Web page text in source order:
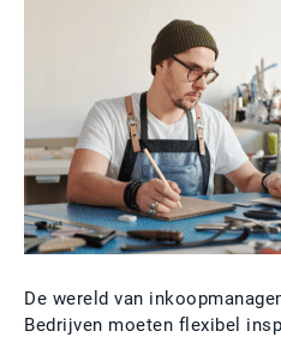
De wereld van
Bedrijven moeten flexibel